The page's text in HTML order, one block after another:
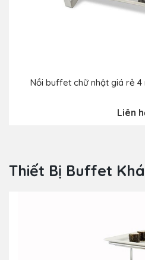
Nồi buffet chữ nhật giá rẻ 4
Liên
Thiết Bị Buffet